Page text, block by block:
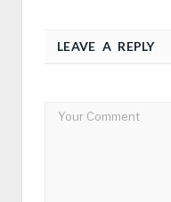
LEAVE A REPLY